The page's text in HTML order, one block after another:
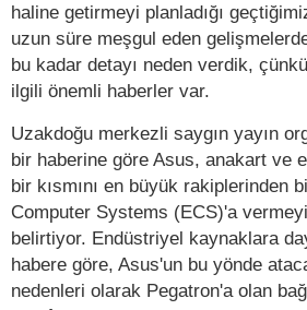
haline getirmeyi planladığı
uzun süre meşgul eden
bu kadar detayı neden verdik,
ilgili önemli haberler var.
Uzakdoğu merkezli saygın yayın
bir haberine göre Asus, anakart ve
bir kısmını en büyük rakiplerinden
Computer Systems (ECS)'a vermeyi
belirtiyor. Endüstriyel kaynaklara
habere göre, Asus'un bu yönde
nedenleri olarak Pegatron'a olan